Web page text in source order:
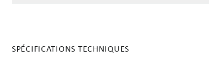
Systèmes d'assistance
Commande de la ligne Flow Control
SPÉCIFICATIONS TECHNIQUES